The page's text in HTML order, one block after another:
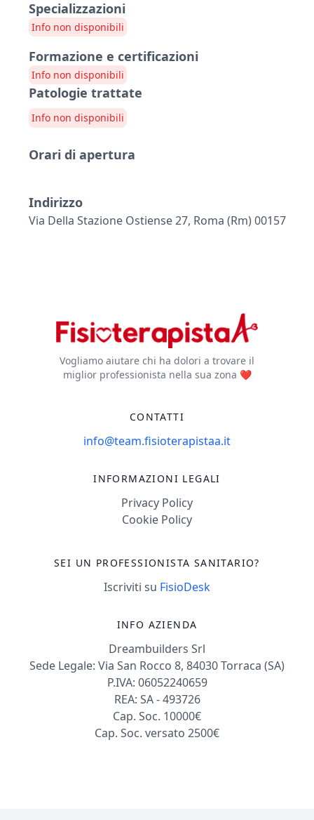
Specializzazioni
Info non disponibili
Formazione e certificazioni
Info non disponibili
Patologie trattate
Info non disponibili
Orari di apertura
Indirizzo
Via Della Stazione Ostiense 27, Roma (rm) 00157
Vogliamo aiutare chi ha dolori a trovare il
miglior professionista nella sua zona ❤️
CONTATTI
info@team.fisioterapistaa.it
INFORMAZIONI LEGALI
Privacy Policy
Cookie Policy
SEI UN PROFESSIONISTA SANITARIO?
Iscriviti su FisioDesk
INFO AZIENDA
Dreambuilders Srl
Sede Legale: Via San Rocco 8, 84030 Torraca (SA)
P.IVA: 06052240659
REA: SA - 493726
Cap. Soc. 10000€
Cap. Soc. versato 2500€